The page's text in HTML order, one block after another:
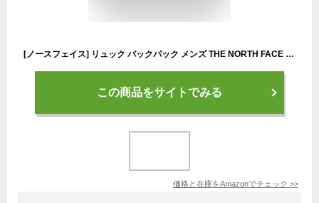
[ノースフェイス] リュック バックパック メンズ THE NORTH FACE ONE SIZE ブラック(JK3) thenorthface155 Free Size [並行輸入品]
この商品をサイトでみる
価格と在庫をAmazonでチェック >>